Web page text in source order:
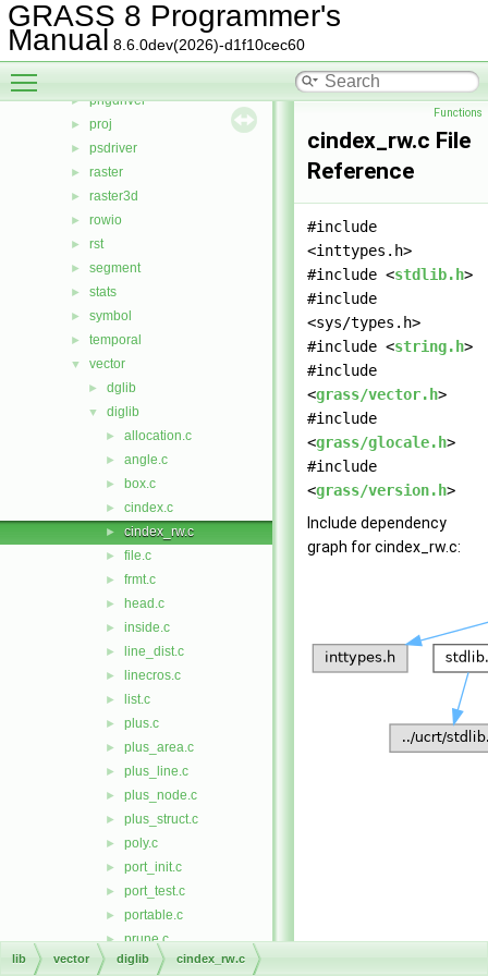
GRASS 8 Programmer's
Manual 8.6.0dev(2026)-d1f10cec60
► linkm
► manage
► nviz
► pngdriver
► proj
► psdriver
► raster
► raster3d
► rowio
► rst
► segment
► stats
► symbol
► temporal
▼ vector
► dglib
▼ diglib
► allocation.c
► angle.c
► box.c
► cindex.c
► cindex_rw.c
► file.c
► frmt.c
► head.c
► inside.c
► line_dist.c
► linecros.c
► list.c
► plus.c
► plus_area.c
► plus_line.c
► plus_node.c
► plus_struct.c
► poly.c
► port_init.c
► port_test.c
► portable.c
► prune.c
► spindex.c
Functions
cindex_rw.c File
Reference
#include
<inttypes.h>
#include <stdlib.h>
#include
<sys/types.h>
#include <string.h>
#include
<grass/vector.h>
#include
<grass/glocale.h>
#include
<grass/version.h>
Include dependency
graph for cindex_rw.c:
lib vector diglib cindex_rw.c